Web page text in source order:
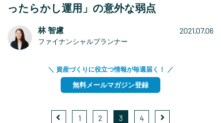
#老後 #データ・調査 #金融用語解説 #話題の企業
ったらかし運用」の意外な弱点
林 智慮
ファイナンシャルプランナー
2021.07.06
＼ 資産づくりに役立つ情報が毎週届く！ ／
無料メールマガジン登録
1 2 3 4